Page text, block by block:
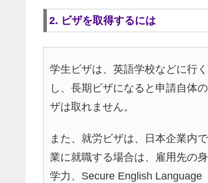
2. ビザを取得するには
学生ビザは、英語学校などに行
し、長期ビザになると申請自体
ザは取れません。
また、就労ビザは、日本企業内
業に就職する場合は、雇用先の
学力、Secure English